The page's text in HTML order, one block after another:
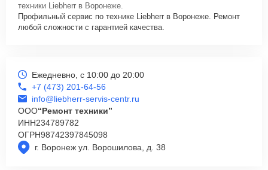
техники Liebherr в Воронеже.
Профильный сервис по технике Liebherr в Воронеже. Ремонт
любой сложности с гарантией качества.
г. Воронеж ул. Ворошилова, д. 38
Ежедневно, с 10:00 до 20:00
+7 (473) 201-64-56
info@liebherr-servis-centr.ru
ООО“Ремонт техники”
ИНН234789782
ОГРН98742397845098